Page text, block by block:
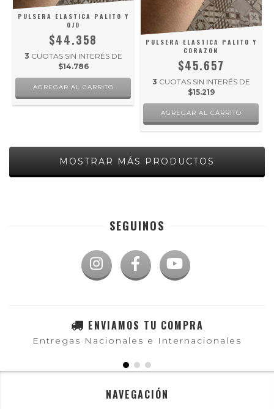
PULSERA ELASTICA PALITO Y
OJO
$44.358
3 CUOTAS SIN INTERÉS DE
$14.786
PULSERA ELASTICA PALITO Y
CORAZON
$45.657
3 CUOTAS SIN INTERÉS DE
$15.219
MOSTRAR MÁS PRODUCTOS
SEGUINOS
ENVIAMOS TU COMPRA
Entregas Nacionales e Internacionales
NAVEGACIÓN